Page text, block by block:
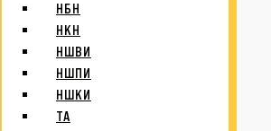
НБН
НКН
НШВИ
НШПИ
НШКИ
ТА